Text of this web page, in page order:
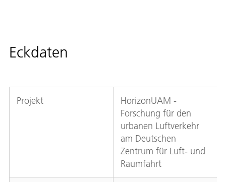
Eckdaten
Projekt
HorizonUAM -
Forschung für den
urbanen Luftverkehr
am Deutschen
Zentrum für Luft- und
Raumfahrt